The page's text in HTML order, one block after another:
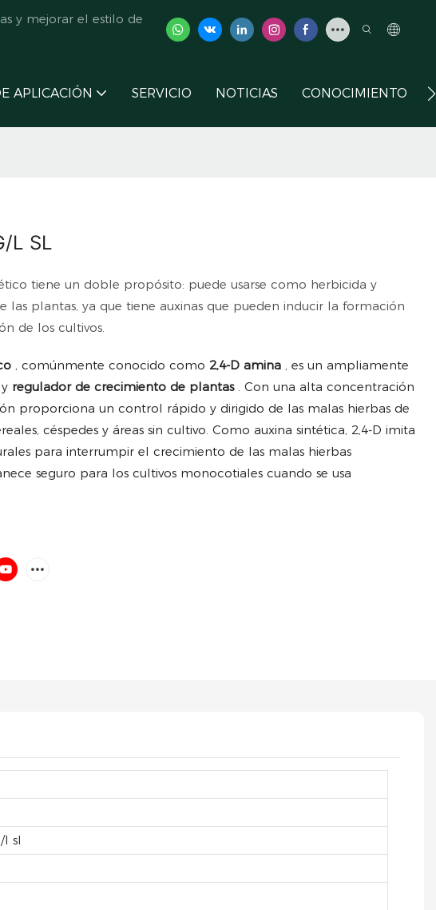
y mejorar el estilo de
APLICACIÓN SERVICIO NOTICIAS CONOCIMIENTO
L SL
tiene un doble propósito: puede usarse como herbicida y
las plantas, ya que tiene auxinas que pueden inducir la formación
de los cultivos.
, comúnmente conocido como 2,4-D amina
, es un ampliamente
y regulador de crecimiento de plantas
. Con una alta concentración
proporciona un control rápido y dirigido de las malas hierbas de
céspedes y áreas sin cultivo. Como auxina sintética, 2,4-D imita
para interrumpir el crecimiento de las malas hierbas
seguro para los cultivos monocotiales cuando se usa
l sl